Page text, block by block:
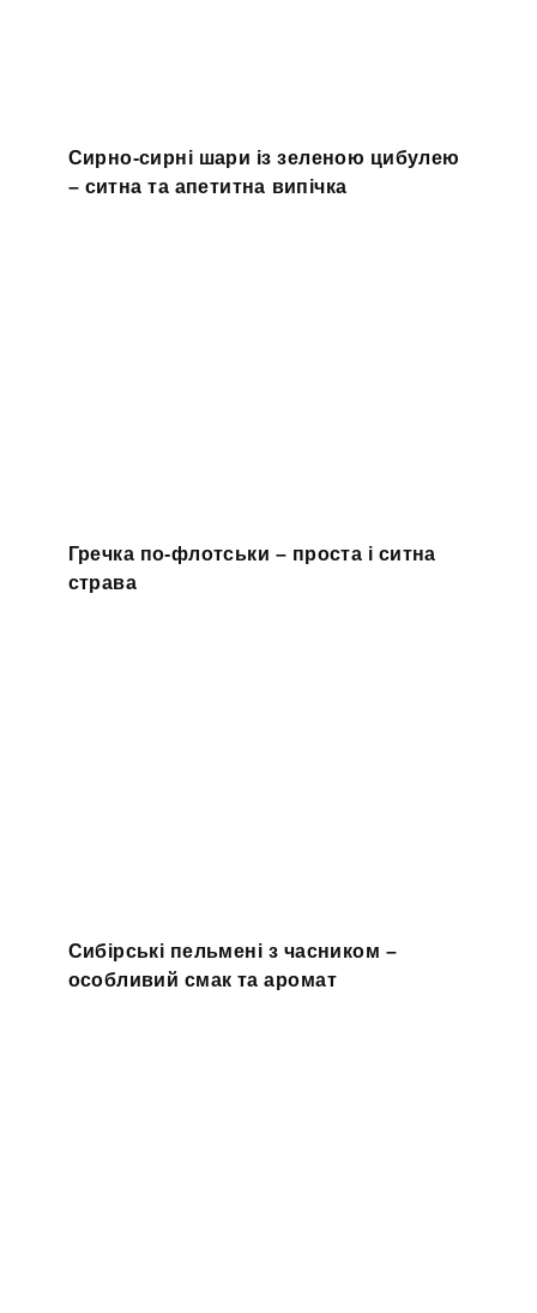
Сирно-сирні шари із зеленою цибулею
– ситна та апетитна випічка
Гречка по-флотськи – проста і ситна
страва
Сибірські пельмені з часником –
особливий смак та аромат